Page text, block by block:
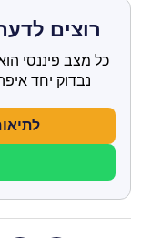
רוצים
כל מצב פיננסי
נבדוק יחד